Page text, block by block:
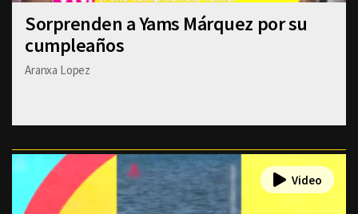
Sorprenden a Yams Márquez por su
cumpleaños
Aranxa Lopez